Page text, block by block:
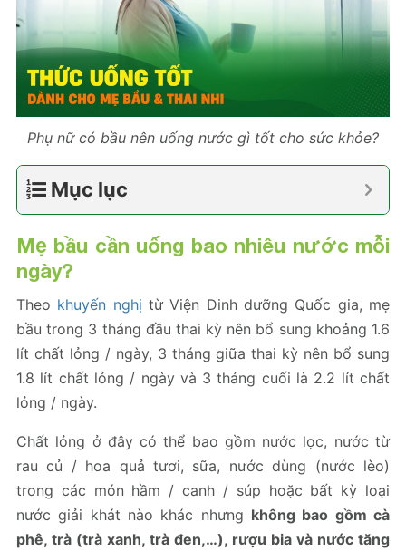
Phụ nữ có bầu nên uống nước gì tốt cho sức khỏe?
Mục lục
Mẹ bầu cần uống bao nhiêu nước mỗi
ngày?
Theo khuyến nghị từ Viện Dinh dưỡng Quốc gia, mẹ
bầu trong 3 tháng đầu thai kỳ nên bổ sung khoảng 1.6
lít chất lỏng / ngày, 3 tháng giữa thai kỳ nên bổ sung
1.8 lít chất lỏng / ngày và 3 tháng cuối là 2.2 lít chất
lỏng / ngày.
Chất lỏng ở đây có thể bao gồm nước lọc, nước từ
rau củ / hoa quả tươi, sữa, nước dùng (nước lèo)
trong các món hầm / canh / súp hoặc bất kỳ loại
nước giải khát nào khác nhưng không bao gồm cà
phê, trà (trà xanh, trà đen,…), rượu bia và nước tăng